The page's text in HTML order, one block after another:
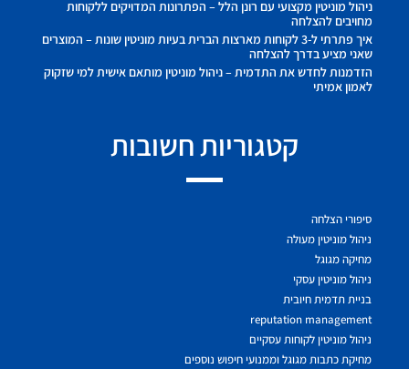
ניהול מוניטין מקצועי עם רונן הלל – הפתרונות המדויקים ללקוחות
מחויבים להצלחה
איך פתרתי ל-3 לקוחות מארצות הברית בעיות מוניטין שונות – המוצרים
שאני מציע בדרך להצלחה
הזדמנות לחדש את התדמית – ניהול מוניטין מותאם אישית למי שזקוק
לאמון אמיתי
קטגוריות חשובות
סיפורי הצלחה
ניהול מוניטין מעולה
מחיקה מגוגל
ניהול מוניטין עסקי
בניית תדמית חיובית
reputation management
ניהול מוניטין לקוחות עסקיים
מחיקת כתבות מגוגל וממנועי חיפוש נוספים